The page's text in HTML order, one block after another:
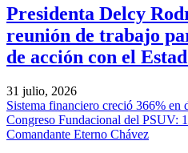
Presidenta Delcy
reunión de trabajo
de acción con el
31 julio, 2026
Sistema financiero creció 366% en
Congreso Fundacional del PSUV:
Comandante Eterno Chávez